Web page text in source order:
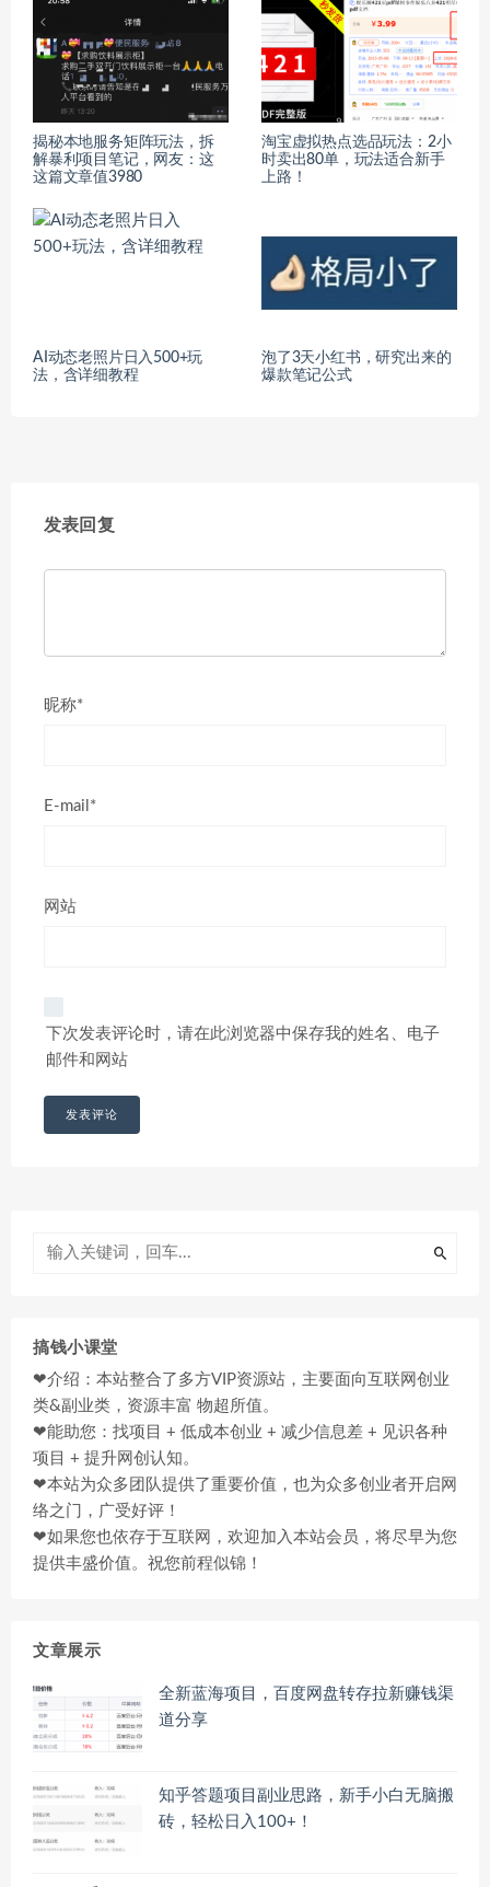
揭秘本地服务矩阵玩法，拆
解暴利项目笔记，网友：这
这篇文章值3980
淘宝虚拟热点选品玩法：2小
时卖出80单，玩法适合新手
上路！
AI动态老照片日入500+玩
法，含详细教程
泡了3天小红书，研究出来的
爆款笔记公式
发表回复
昵称*
E-mail*
网站
下次发表评论时，请在此浏览器中保存我的姓名、电子
邮件和网站
搞钱小课堂
❤介绍：本站整合了多方VIP资源站，主要面向互联网创业
类&副业类，资源丰富 物超所值。
❤能助您：找项目 + 低成本创业 + 减少信息差 + 见识各种
项目 + 提升网创认知。
❤本站为众多团队提供了重要价值，也为众多创业者开启网
络之门，广受好评！
❤如果您也依存于互联网，欢迎加入本站会员，将尽早为您
提供丰盛价值。祝您前程似锦！
文章展示
全新蓝海项目，百度网盘转存拉新赚钱渠
道分享
知乎答题项目副业思路，新手小白无脑搬
砖，轻松日入100+！